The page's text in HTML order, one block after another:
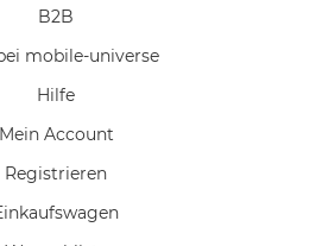
B2B
mobile-universe
Hilfe
Mein Account
Registrieren